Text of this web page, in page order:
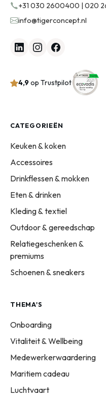
+31 030 2600400 | 020
info@tigerconcept.nl
4,9op Trustpilot
CATEGORIEËN
Keuken & koken
Accessoires
Drinkflessen & mokken
Eten & drinken
Kleding & textiel
Outdoor & gereedschap
Relatiegeschenken &
premiums
Schoenen & sneakers
THEMA'S
Onboarding
Vitaliteit & Wellbeing
Medewerkerwaardering
Maritiem cadeau
Luchtvaart